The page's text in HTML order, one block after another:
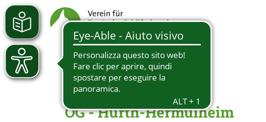
OG - Hürth-Hermülheim